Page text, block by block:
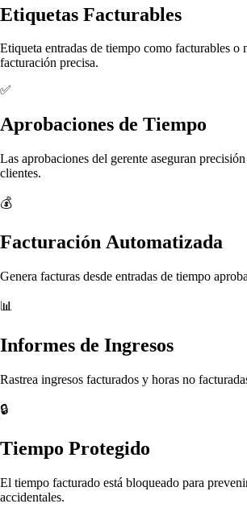
Etiquetas Facturables
Etiqueta entradas de tiempo como facturables o
facturación precisa.
✅
Aprobaciones de Tiempo
Las aprobaciones del gerente aseguran
clientes.
💰
Facturación Automatizada
Genera facturas desde entradas de tiempo
📊
Informes de Ingresos
Rastrea ingresos facturados y horas no
🔒
Tiempo Protegido
El tiempo facturado está bloqueado para
accidentales.